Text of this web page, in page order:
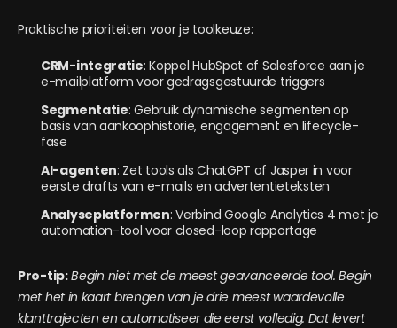
Praktische prioriteiten voor je toolkeuze:
CRM-integratie: Koppel HubSpot of Salesforce aan je
e-mailplatform voor gedragsgestuurde triggers
Segmentatie: Gebruik dynamische segmenten op
basis van aankoophistorie, engagement en lifecycle-
fase
AI-agenten: Zet tools als ChatGPT of Jasper in voor
eerste drafts van e-mails en advertentieteksten
Analyseplatformen: Verbind Google Analytics 4 met je
automation-tool voor closed-loop rapportage
Pro-tip:Begin niet met de meest geavanceerde tool. Begin
met het in kaart brengen van je drie meest waardevolle
klanttrajecten en automatiseer die eerst volledig. Dat levert